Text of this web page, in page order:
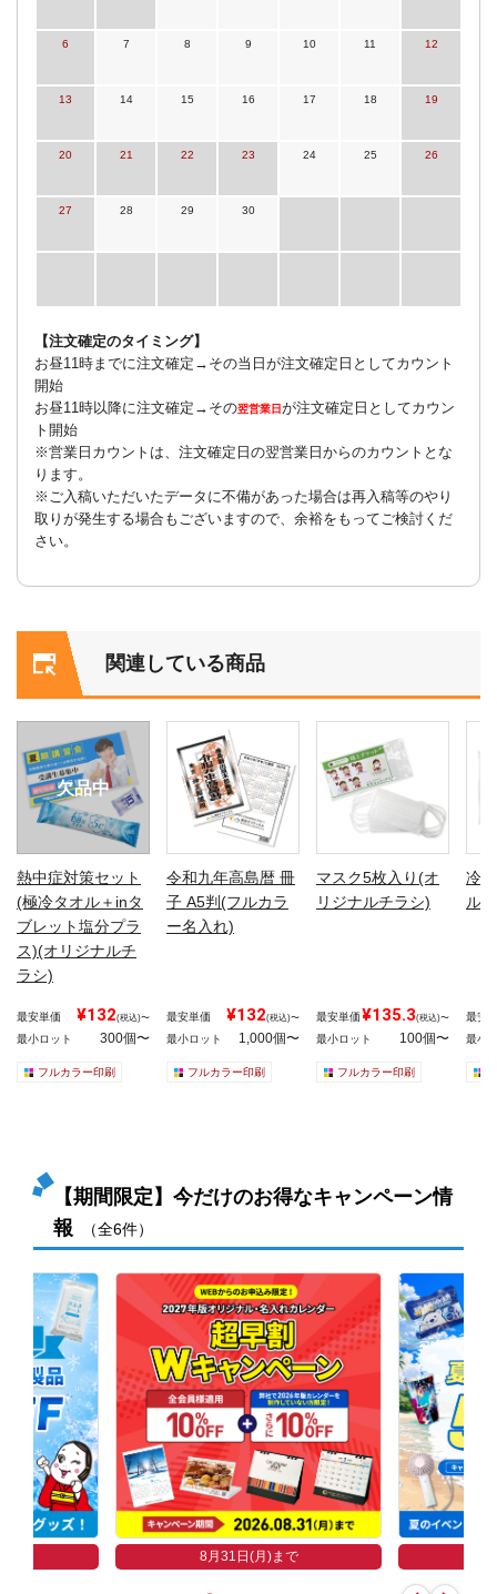
6 7 8 9 10 11 12
13 14 15 16 17 18 19
20 21 22 23 24 25 26
27 28 29 30
【注文確定のタイミング】
お昼11時までに注文確定→その当日が注文確定日としてカウント
開始
お昼11時以降に注文確定→その翌営業日が注文確定日としてカウン
ト開始
※営業日カウントは、注文確定日の翌営業日からのカウントとな
ります。
※ご入稿いただいたデータに不備があった場合は再入稿等のやり
取りが発生する場合もございますので、余裕をもってご検討くだ
さい。
関連している商品
欠品中
熱中症対策セット
(極冷タオル＋inタ
ブレット塩分プラ
ス)(オリジナルチ
ラシ)
最安単価 ¥132(税込)〜
最小ロット 300個〜
フルカラー印刷
令和九年高島暦 冊
子 A5判(フルカラ
ー名入れ)
最安単価 ¥132(税込)〜
最小ロット 1,000個〜
フルカラー印刷
マスク5枚入り(オ
リジナルチラシ)
最安単価¥135.3(税込)〜
最小ロット 100個〜
フルカラー印刷
冷
ル
最安
最小
【期間限定】今だけのお得なキャンペーン情
報
（全6件）
8月31日(月)まで